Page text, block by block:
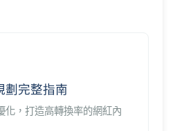
劃完整指南
化，打造高轉換率的網紅內